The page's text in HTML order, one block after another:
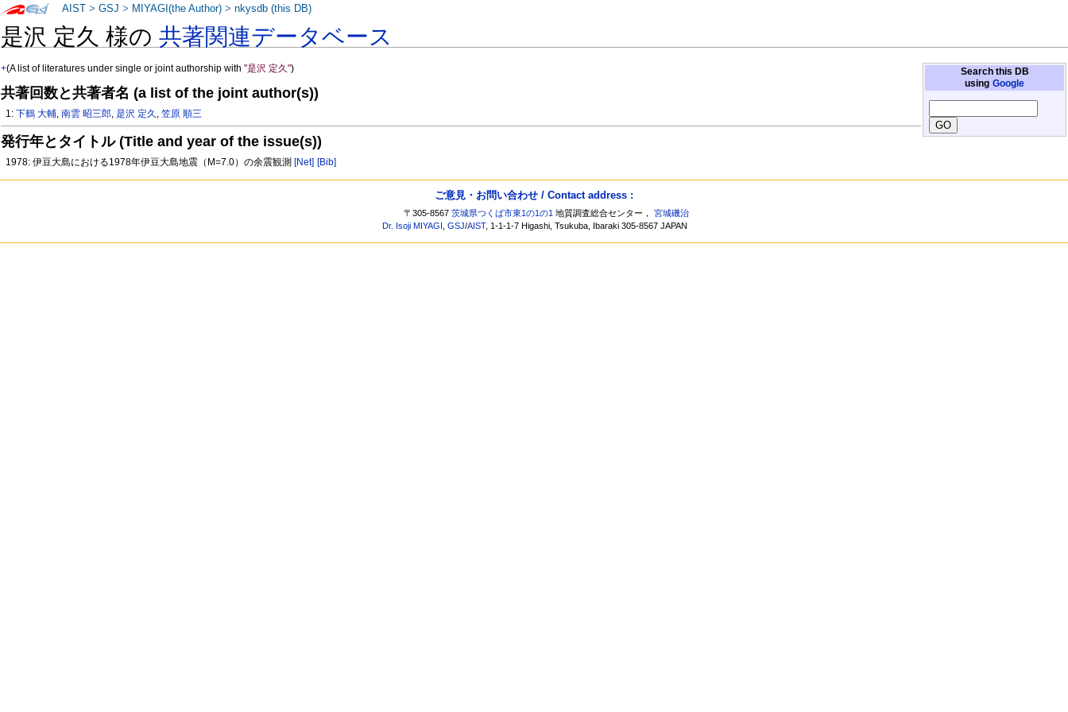
是沢 定久 様の共著関連データベース
Search this DB
using Google
+(A list of literatures under single or joint authorship with"是沢 定久")
共著回数と共著者名 (a list of the joint author(s))
1:下鶴 大輔,南雲 昭三郎,是沢 定久 ,笠原 順三
発行年とタイトル (Title and year of the issue(s))
1978: 伊豆大島における1978年伊豆大島地震（M=7.0）の余震観測 [Net] [Bib]
AIST >GSJ > MIYAGI(the Author) >nkysdb (this DB)
ご意見・お問い合わせ / Contact address :
〒305-8567茨城県つくば市東1の1の1 地質調査総合センター，宮城磯治
Dr. Isoji MIYAGI ,GSJ/AIST, 1-1-1-7 Higashi, Tsukuba, Ibaraki 305-8567 JAPAN